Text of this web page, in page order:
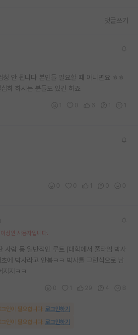
댓글쓰기
안 됩니다 본인들 필요할 때 아니면요 ㅎㅎ
히 하시는 분들도 있긴 하죠
상인 사용자입니다.
사람 등 일반적인 루트 (대학에서 풀타임 박사
에 박사라고 안봄ㅋㅋ 박사를 그런식으로 남
지지ㅋㅋ
인이 필요합니다. 로그인하기
인이 필요합니다. 로그인하기